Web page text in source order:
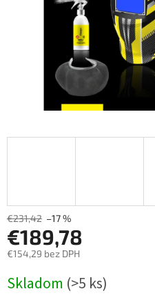
€231,42 –17 %
€189,78
€154,29 bez DPH
cena:
Skladom (>5 ks)